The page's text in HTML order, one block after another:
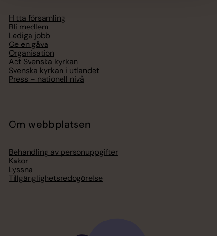
Hitta församling
Bli medlem
Lediga jobb
Ge en gåva
Organisation
Act Svenska kyrkan
Svenska kyrkan i utlandet
Press – nationell nivå
Om webbplatsen
Behandling av personuppgifter
Kakor
Lyssna
Tillgänglighetsredogörelse